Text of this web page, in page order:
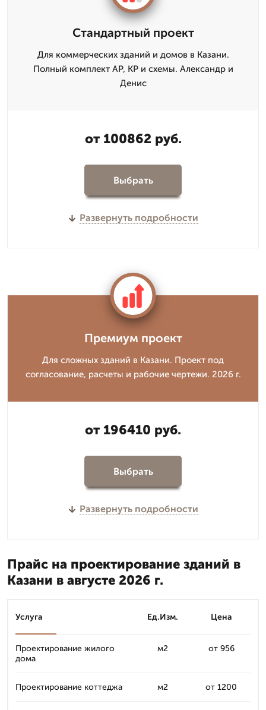
Стандартный проект
Для коммерческих зданий и домов в Казани.
Полный комплект АР, КР и схемы. Александр и
Денис
от 100862 руб.
Выбрать
Развернуть подробности
Премиум проект
Для сложных зданий в Казани. Проект под
согласование, расчеты и рабочие чертежи. 2026 г.
от 196410 руб.
Выбрать
Развернуть подробности
Прайс на проектирование зданий в
Казани в августе 2026 г.
Услуга Ед.Изм. Цена
Проектирование жилого
дома
м2 от 956
Проектирование коттеджа м2 от 1200